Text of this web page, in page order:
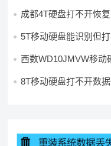
成都4T硬盘打不开恢
5T移动硬盘能识别但
西数WD10JMVW移动
8T移动硬盘打不开数